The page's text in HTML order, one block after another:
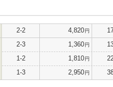
2-2 4,820円
2-3 1,360円
1-2 1,810円
1-3 2,950円